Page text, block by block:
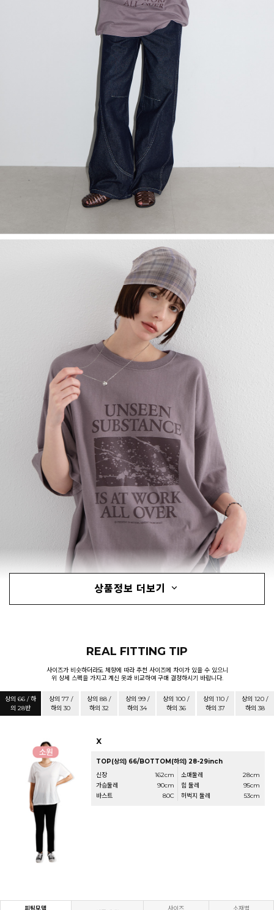
상품정보 더보기
REAL FITTING TIP
사이즈가 비슷하더라도 체향에 따라 추천 사이즈에 차이가 있을 수 있으니
위 상세 스펙을 가지고 계신 옷과 비교하여 구매 결정하시기 바랍니다.
상의 66 / 하
의 28반
상의 77 /
하의 30
상의 88 /
하의 32
상의 99 /
하의 34
상의 100 /
하의 36
상의 110 /
하의 37
상의 120 /
하의 38
X
TOP(상의) 66/BOTTOM(하의) 28-29inch
신장
162cm
가슴둘레
90cm
바스트
80C
소매둘레
28cm
힙 둘레
95cm
허벅지 둘레
53cm
피팅모델
사이즈
소재별